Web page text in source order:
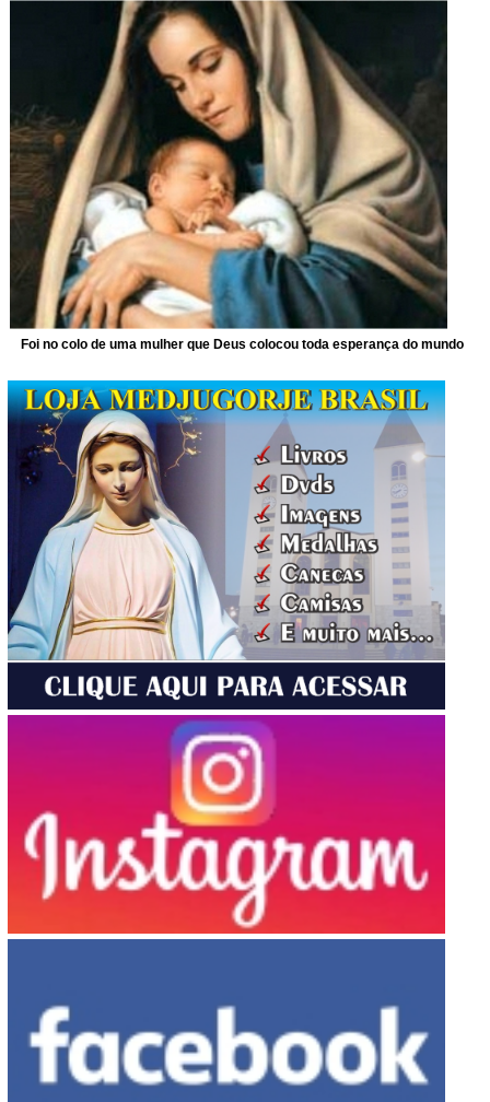
Foi no colo de uma mulher que Deus colocou toda esperança do mundo